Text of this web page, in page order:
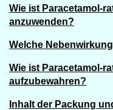
Wie ist Paracetamol-
anzuwenden?
Welche
Wie ist Paracetamol-
aufzubewahren?
Inhalt der Packung